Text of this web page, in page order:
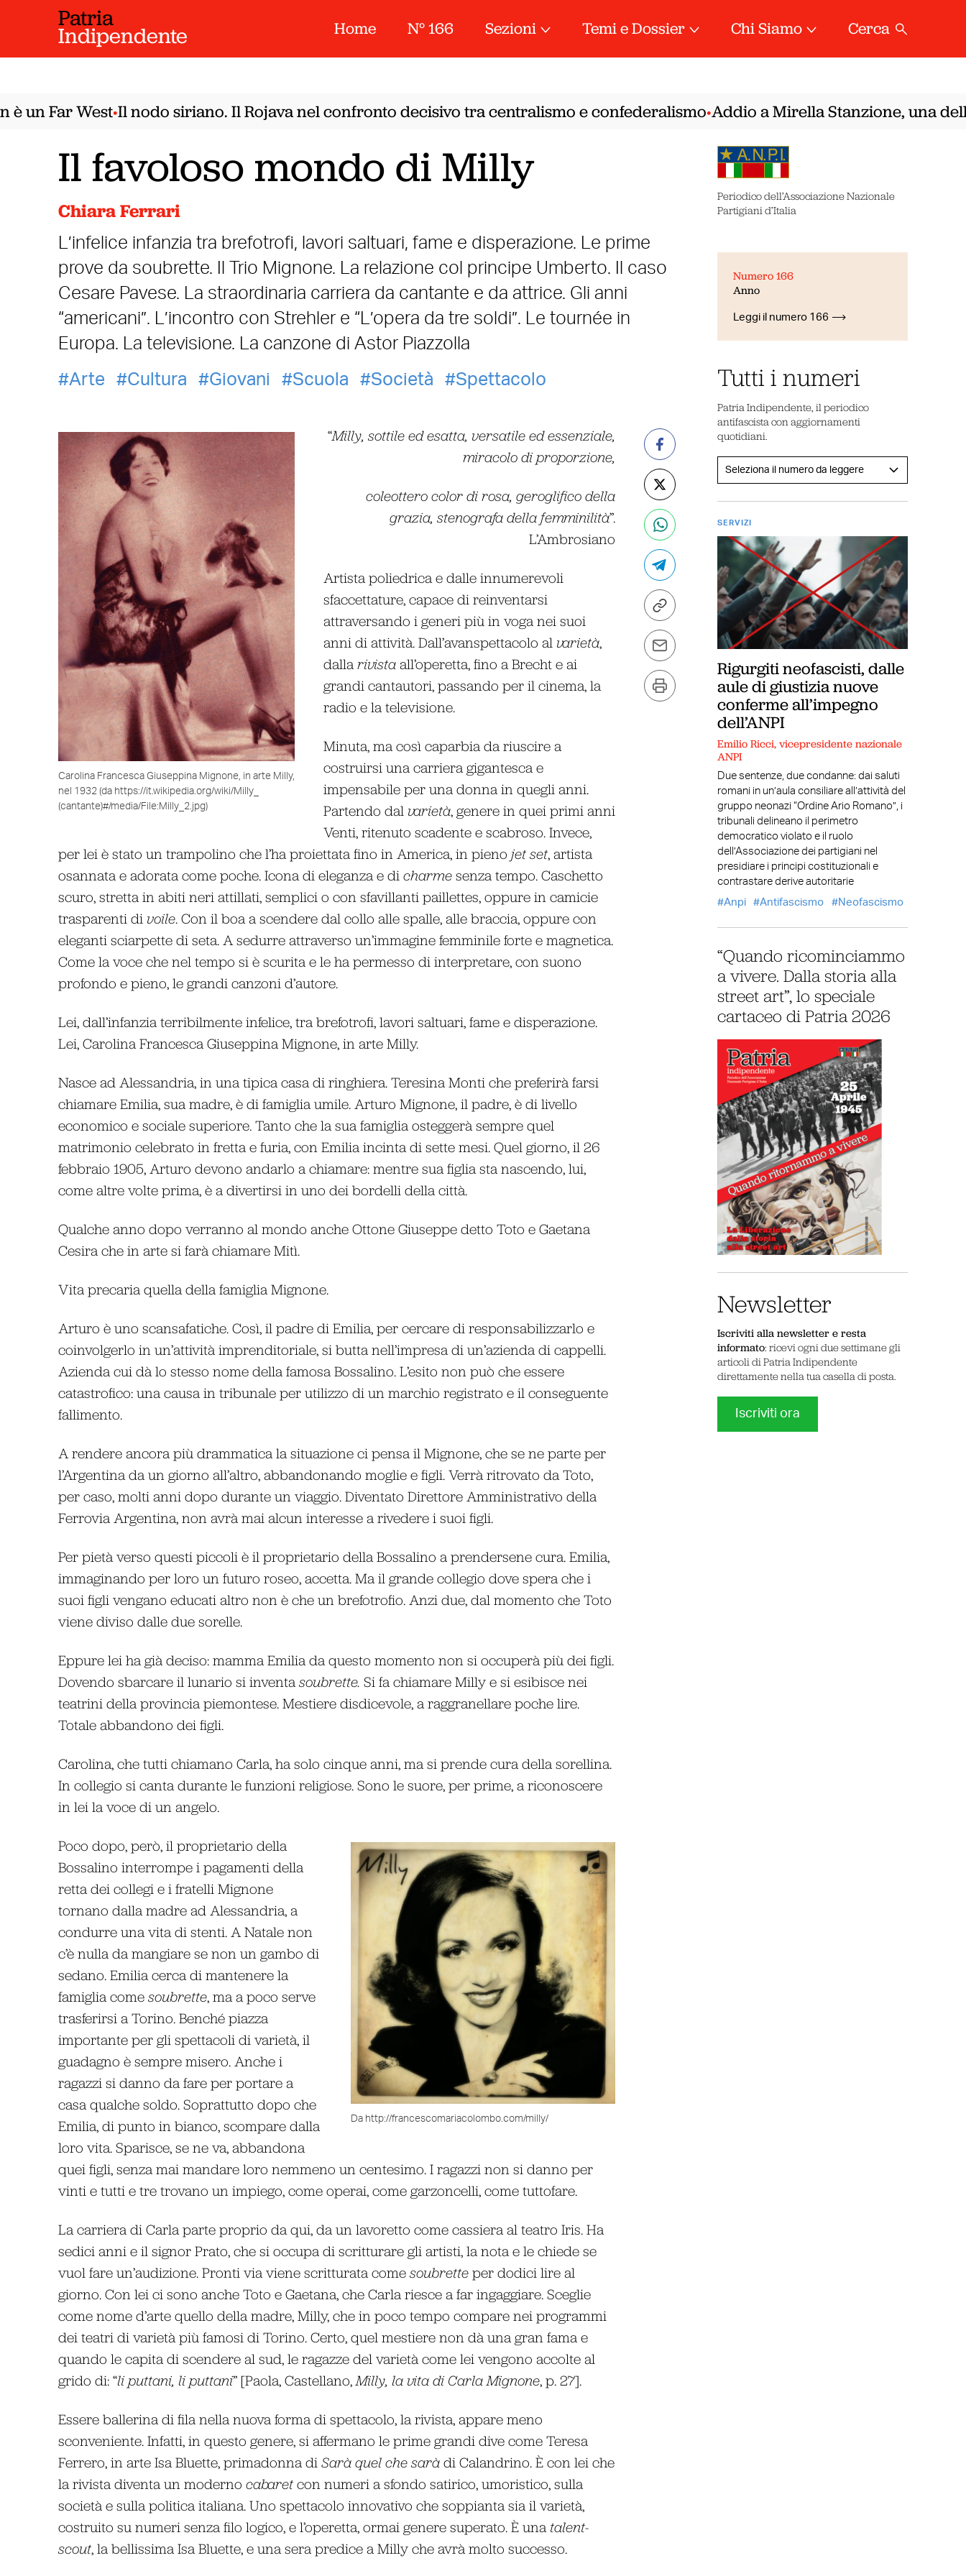
Patria
Indipendente Home N° 166 Sezioni Temi e Dossier Chi Siamo Cerca
Far West•Il nodo siriano. Il Rojava nel confronto decisivo tra centralismo e confederalismo•Addio a Mirella Stanzione, una
Il favoloso mondo di Milly
Chiara Ferrari
L’infelice infanzia tra brefotrofi, lavori saltuari, fame e disperazione. Le prime
prove da soubrette. Il Trio Mignone. La relazione col principe Umberto. Il caso
Cesare Pavese. La straordinaria carriera da cantante e da attrice. Gli anni
“americani”. L’incontro con Strehler e “L’opera da tre soldi”. Le tournée in
Europa. La televisione. La canzone di Astor Piazzolla
Arte
Cultura Giovani Scuola Società Spettacolo
Carolina Francesca Giuseppina Mignone, in arte Milly,
nel 1932 (da https://it.wikipedia.org/wiki/Milly_
(cantante)#/media/File:Milly_2.jpg)
“Milly, sottile ed esatta, versatile ed essenziale,
miracolo di proporzione,
coleottero color di rosa, geroglifico della
grazia, stenografa della femminilità”.
L’Ambrosiano
Artista poliedrica e dalle innumerevoli
sfaccettature, capace di reinventarsi
attraversando i generi più in voga nei suoi
anni di attività. Dall’avanspettacolo al varietà,
dalla rivistaall’operetta, fino a Brecht e ai
grandi cantautori, passando per il cinema, la
radio e la televisione.
Minuta, ma così caparbia da riuscire a
costruirsi una carriera gigantesca e
impensabile per una donna in quegli anni.
Partendo dal varietà, genere in quei primi anni
Venti, ritenuto scadente e scabroso. Invece,
per lei è stato un trampolino che l’ha proiettata fino in America, in pieno jet set, artista
osannata e adorata come poche. Icona di eleganza e di charmesenza tempo. Caschetto
scuro, stretta in abiti neri attillati, semplici o con sfavillanti paillettes, oppure in camicie
trasparenti di voile. Con il boa a scendere dal collo alle spalle, alle braccia, oppure con
eleganti sciarpette di seta. A sedurre attraverso un’immagine femminile forte e magnetica.
Come la voce che nel tempo si è scurita e le ha permesso di interpretare, con suono
profondo e pieno, le grandi canzoni d’autore.
Lei, dall’infanzia terribilmente infelice, tra brefotrofi, lavori saltuari, fame e disperazione.
Lei, Carolina Francesca Giuseppina Mignone, in arte Milly.
Nasce ad Alessandria, in una tipica casa di ringhiera. Teresina Monti che preferirà farsi
chiamare Emilia, sua madre, è di famiglia umile. Arturo Mignone, il padre, è di livello
economico e sociale superiore. Tanto che la sua famiglia osteggerà sempre quel
matrimonio celebrato in fretta e furia, con Emilia incinta di sette mesi. Quel giorno, il 26
febbraio 1905, Arturo devono andarlo a chiamare: mentre sua figlia sta nascendo, lui,
come altre volte prima, è a divertirsi in uno dei bordelli della città.
Qualche anno dopo verranno al mondo anche Ottone Giuseppe detto Toto e Gaetana
Cesira che in arte si farà chiamare Mitì.
Vita precaria quella della famiglia Mignone.
Arturo è uno scansafatiche. Così, il padre di Emilia, per cercare di responsabilizzarlo e
coinvolgerlo in un’attività imprenditoriale, si butta nell’impresa di un’azienda di cappelli.
Azienda cui dà lo stesso nome della famosa Bossalino. L’esito non può che essere
catastrofico: una causa in tribunale per utilizzo di un marchio registrato e il conseguente
fallimento.
A rendere ancora più drammatica la situazione ci pensa il Mignone, che se ne parte per
l’Argentina da un giorno all’altro, abbandonando moglie e figli. Verrà ritrovato da Toto,
per caso, molti anni dopo durante un viaggio. Diventato Direttore Amministrativo della
Ferrovia Argentina, non avrà mai alcun interesse a rivedere i suoi figli.
Per pietà verso questi piccoli è il proprietario della Bossalino a prendersene cura. Emilia,
immaginando per loro un futuro roseo, accetta. Ma il grande collegio dove spera che i
suoi figli vengano educati altro non è che un brefotrofio. Anzi due, dal momento che Toto
viene diviso dalle due sorelle.
Eppure lei ha già deciso: mamma Emilia da questo momento non si occuperà più dei figli.
Dovendo sbarcare il lunario si inventa soubrette. Si fa chiamare Milly e si esibisce nei
teatrini della provincia piemontese. Mestiere disdicevole, a raggranellare poche lire.
Totale abbandono dei figli.
Carolina, che tutti chiamano Carla, ha solo cinque anni, ma si prende cura della sorellina.
In collegio si canta durante le funzioni religiose. Sono le suore, per prime, a riconoscere
in lei la voce di un angelo.
Da http://francescomariacolombo.com/milly/
Poco dopo, però, il proprietario della
Bossalino interrompe i pagamenti della
retta dei collegi e i fratelli Mignone
tornano dalla madre ad Alessandria, a
condurre una vita di stenti. A Natale non
c’è nulla da mangiare se non un gambo di
sedano. Emilia cerca di mantenere la
famiglia comesoubrette, ma a poco serve
trasferirsi a Torino. Benché piazza
importante per gli spettacoli di varietà, il
guadagno è sempre misero. Anche i
ragazzi si danno da fare per portare a
casa qualche soldo. Soprattutto dopo che
Emilia, di punto in bianco, scompare dalla
loro vita. Sparisce, se ne va, abbandona
quei figli, senza mai mandare loro nemmeno un centesimo. I ragazzi non si danno per
vinti e tutti e tre trovano un impiego, come operai, come garzoncelli, come tuttofare.
La carriera di Carla parte proprio da qui, da un lavoretto come cassiera al teatro Iris. Ha
sedici anni e il signor Prato, che si occupa di scritturare gli artisti, la nota e le chiede se
vuol fare un’audizione. Pronti via viene scritturata come soubretteper dodici lire al
giorno. Con lei ci sono anche Toto e Gaetana, che Carla riesce a far ingaggiare. Sceglie
come nome d’arte quello della madre, Milly, che in poco tempo compare nei programmi
dei teatri di varietà più famosi di Torino. Certo, quel mestiere non dà una gran fama e
quando le capita di scendere al sud, le ragazze del varietà come lei vengono accolte al
grido di: “li puttani, li puttani” [Paola, Castellano, Milly, la vita di Carla Mignone, p. 27].
Essere ballerina di fila nella nuova forma di spettacolo, la rivista, appare meno
sconveniente. Infatti, in questo genere, si affermano le prime grandi dive come Teresa
Ferrero, in arte Isa Bluette, primadonna di Sarà quel che saràdi Calandrino. È con lei che
la rivista diventa un moderno cabaretcon numeri a sfondo satirico, umoristico, sulla
società e sulla politica italiana. Uno spettacolo innovativo che soppianta sia il varietà,
costruito su numeri senza filo logico, e l’operetta, ormai genere superato. È una talent-
scout, la bellissima Isa Bluette, e una sera predice a Milly che avrà molto successo.
Periodico dell’Associazione Nazionale
Partigiani d’Italia
Numero 166
Anno
Leggi il numero 166
Tutti i numeri
Patria Indipendente, il periodico
antifascista con aggiornamenti
quotidiani.
SERVIZI
Rigurgiti neofascisti, dalle
aule di giustizia nuove
conferme all’impegno
dell’ANPI
Emilio Ricci, vicepresidente nazionale
ANPI
Due sentenze, due condanne: dai saluti
romani in un’aula consiliare all’attività del
gruppo neonazi “Ordine Ario Romano”, i
tribunali delineano il perimetro
democratico violato e il ruolo
dell’Associazione dei partigiani nel
presidiare i principi costituzionali e
contrastare derive autoritarie
Anpi
Antifascismo Neofascismo
“Quando ricominciammo
a vivere. Dalla storia alla
street art”, lo speciale
cartaceo di Patria 2026
Newsletter
Iscriviti alla newsletter e resta
informato: ricevi ogni due settimane gli
articoli di Patria Indipendente
direttamente nella tua casella di posta.
Iscriviti ora